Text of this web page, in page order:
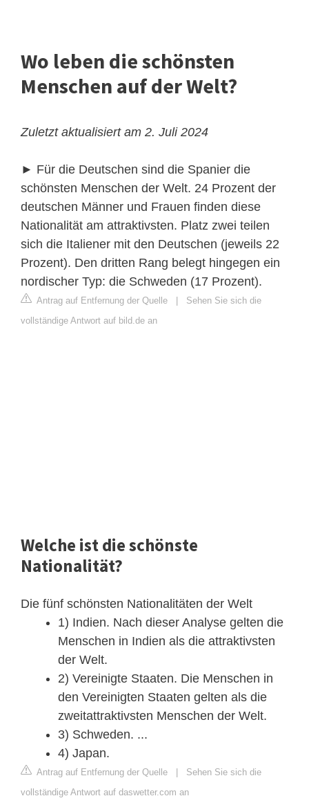
Wo leben die schönsten
Menschen auf der Welt?
Zuletzt aktualisiert am 2. Juli 2024
► Für die Deutschen sind die Spanier die
schönsten Menschen der Welt. 24 Prozent der
deutschen Männer und Frauen finden diese
Nationalität am attraktivsten. Platz zwei teilen
sich die Italiener mit den Deutschen (jeweils 22
Prozent). Den dritten Rang belegt hingegen ein
nordischer Typ: die Schweden (17 Prozent).
Antrag auf Entfernung der Quelle
Sehen Sie sich die
vollständige Antwort auf bild.de an
Welche ist die schönste
Nationalität?
Die fünf schönsten Nationalitäten der Welt
1) Indien. Nach dieser Analyse gelten die
Menschen in Indien als die attraktivsten
der Welt.
2) Vereinigte Staaten. Die Menschen in
den Vereinigten Staaten gelten als die
zweitattraktivsten Menschen der Welt.
3) Schweden. ...
4) Japan.
Antrag auf Entfernung der Quelle
Sehen Sie sich die
vollständige Antwort auf daswetter.com an